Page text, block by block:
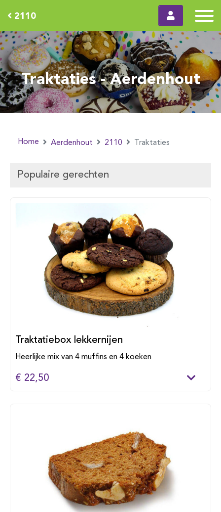
2110
Traktaties - Aerdenhout
Home Aerdenhout 2110 Traktaties
Populaire gerechten
Traktatiebox lekkernijen
Heerlijke mix van 4 muffins en 4 koeken
€ 22,50